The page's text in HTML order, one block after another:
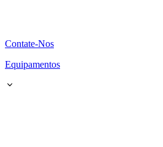
Contate-Nos
Equipamentos